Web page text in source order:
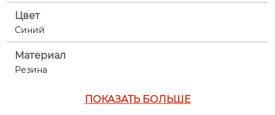
Цвет
Синий
Материал
Резина
ПОКАЗАТЬ БОЛЬШЕ